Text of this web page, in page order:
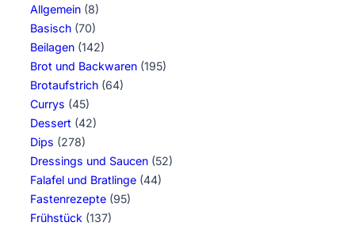
Allgemein (8)
Basisch (70)
Beilagen (142)
Brot und Backwaren (195)
Brotaufstrich (64)
Currys (45)
Dessert (42)
Dips (278)
Dressings und Saucen (52)
Falafel und Bratlinge (44)
Fastenrezepte (95)
Frühstück (137)